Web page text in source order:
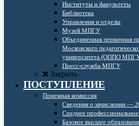
Институты и факультеты
Библиотека
Управления и отделы
Музей МПГУ
Объединенная первичная
Московского
университета (ОППО
Пресс-служба МПГУ
Закрыть
ПОСТУПЛЕНИЕ
Приемная комиссия
Сведения о зачислении —
Среднее
Базовое высшее